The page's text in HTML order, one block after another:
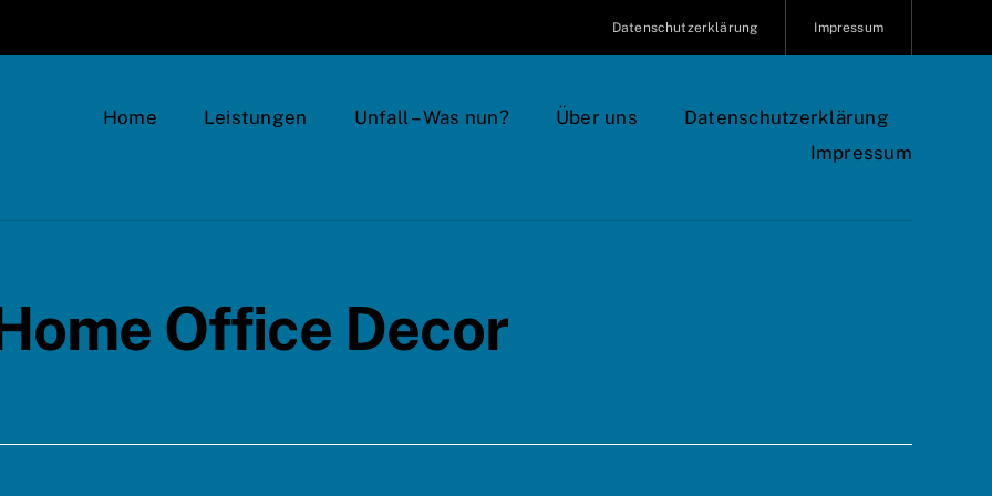
Datenschutzerklärung Impressum
Home Leistungen Unfall – Was nun? Über uns
Datenschutzerklärung
Impressum
Office Decor